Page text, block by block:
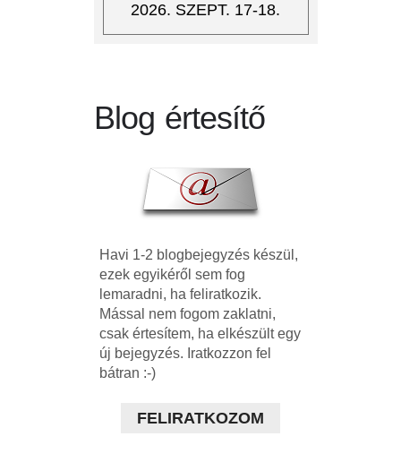
2026. SZEPT. 17-18.
Blog értesítő
Havi 1-2 blogbejegyzés készül,
ezek egyikéről sem fog
lemaradni, ha feliratkozik.
Mással nem fogom zaklatni,
csak értesítem, ha elkészült egy
új bejegyzés. Iratkozzon fel
bátran :-)
FELIRATKOZOM